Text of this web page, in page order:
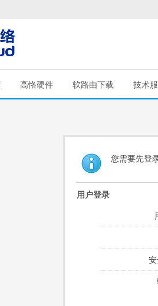
高恪硬件 软路由下载 技术
您需要先登
用户登录